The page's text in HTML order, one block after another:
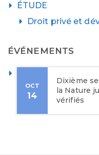
ÉTUDE
Droit privé et
ÉVÉNEMENTS
OCT
14
Dixième
la Nature
vérifiés